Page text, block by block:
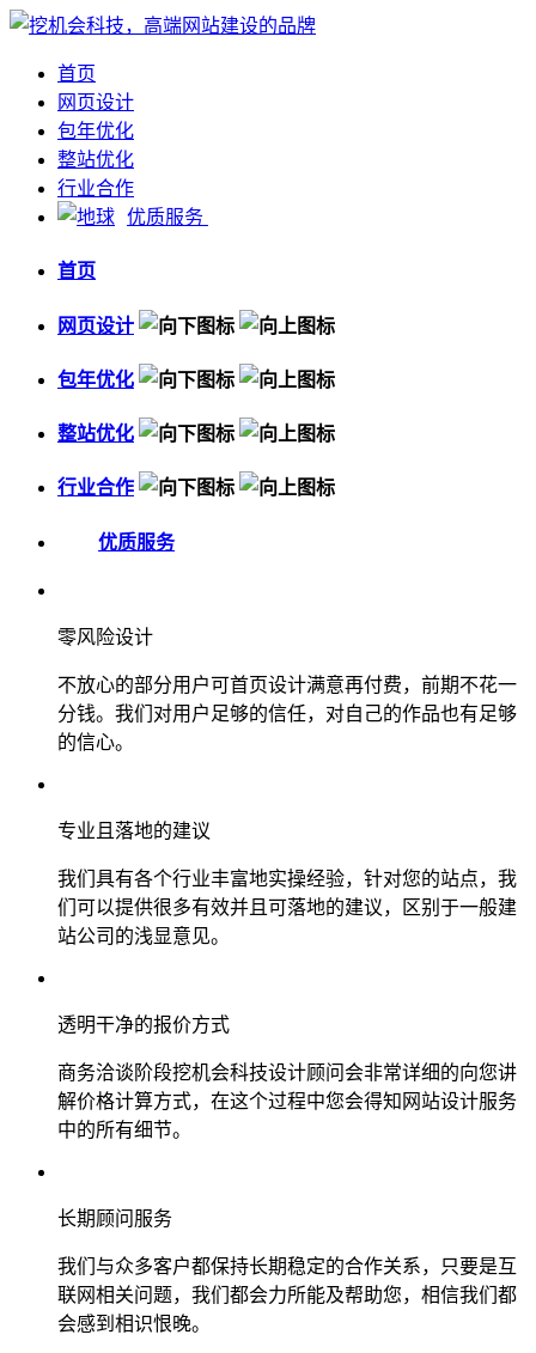
首页
网页设计
包年优化
整站优化
行业合作
优质服务
首页
网页设计
包年优化
整站优化
行业合作
优质服务
零风险设计
不放心的部分用户可首页设计满意再付费，前期不花一
分钱。我们对用户足够的信任，对自己的作品也有足够
的信心。
专业且落地的建议
我们具有各个行业丰富地实操经验，针对您的站点，我
们可以提供很多有效并且可落地的建议，区别于一般建
站公司的浅显意见。
透明干净的报价方式
商务洽谈阶段挖机会科技设计顾问会非常详细的向您讲
解价格计算方式，在这个过程中您会得知网站设计服务
中的所有细节。
长期顾问服务
我们与众多客户都保持长期稳定的合作关系，只要是互
联网相关问题，我们都会力所能及帮助您，相信我们都
会感到相识恨晚。